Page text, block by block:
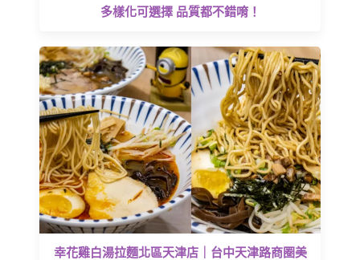
多樣化可選擇 品質都不錯唷！
幸花雞白湯拉麵北區天津店｜台中天津路商圈美